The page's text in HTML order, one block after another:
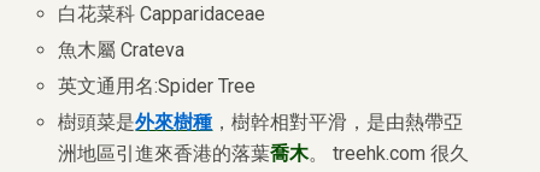
白花菜科 Capparidaceae
魚木屬 Crateva
英文通用名:Spider Tree
樹頭菜是外來樹種 ，樹幹相對平滑，是由熱帶亞
洲地區引進來香港的落葉喬木。 treehk.com 很久